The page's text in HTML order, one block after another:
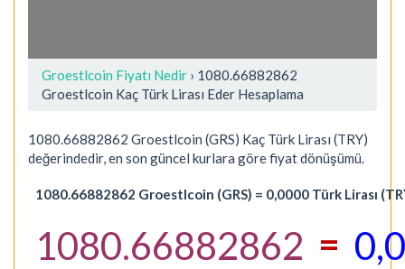
Groestlcoin Fiyatı Nedir › 1080.66882862
Groestlcoin Kaç Türk Lirası Eder Hesaplama
1080.66882862 Groestlcoin (GRS) Kaç Türk Lirası (TRY)
değerindedir, en son güncel kurlara göre fiyat dönüşümü.
1080.66882862 Groestlcoin (GRS) = 0,0000 Türk Lirası
1080.66882862 =